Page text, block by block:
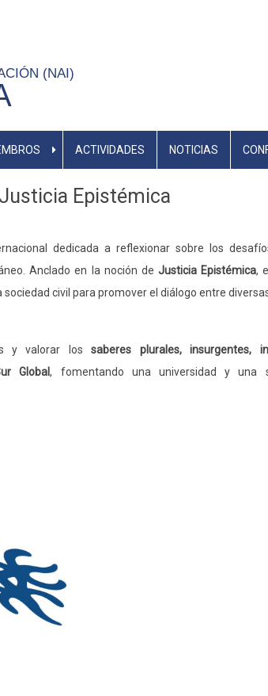
(NAI)
ACTIVIDADES NOTICIAS
Epistémica
dedicada a reflexionar sobre los
Anclado en la noción deJusticia Epistémica,
civil para promover el diálogo entre
y valorar lossaberes plurales, insurgentes,
Global, fomentando una universidad y una